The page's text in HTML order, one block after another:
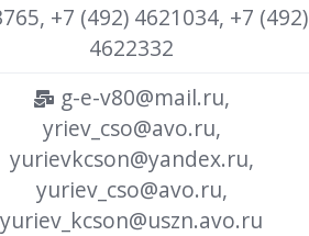
+7 (492) 4621034, +7 (492)
4622332
g-e-v80@mail.ru,
yriev_cso@avo.ru,
yurievkcson@yandex.ru,
yuriev_cso@avo.ru,
yuriev_kcson@uszn.avo.ru